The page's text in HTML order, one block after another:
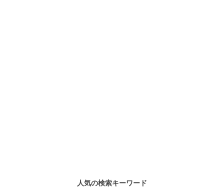
人気の検索キーワード